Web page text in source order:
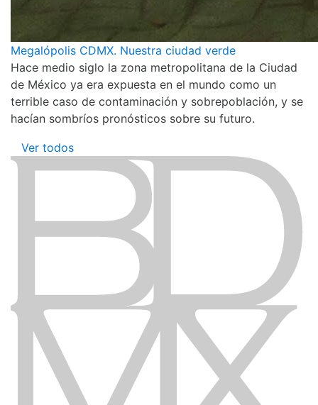
Megalópolis CDMX. Nuestra ciudad verde
Hace medio siglo la zona metropolitana de la Ciudad
de México ya era expuesta en el mundo como un
terrible caso de contaminación y sobrepoblación, y se
hacían sombríos pronósticos sobre su futuro.
Ver todos